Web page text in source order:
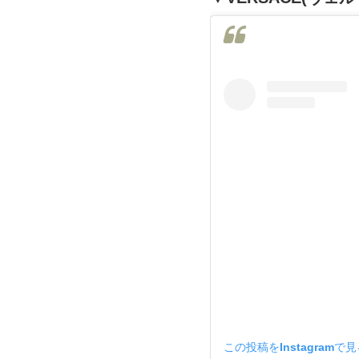
この投稿をInstagramで見